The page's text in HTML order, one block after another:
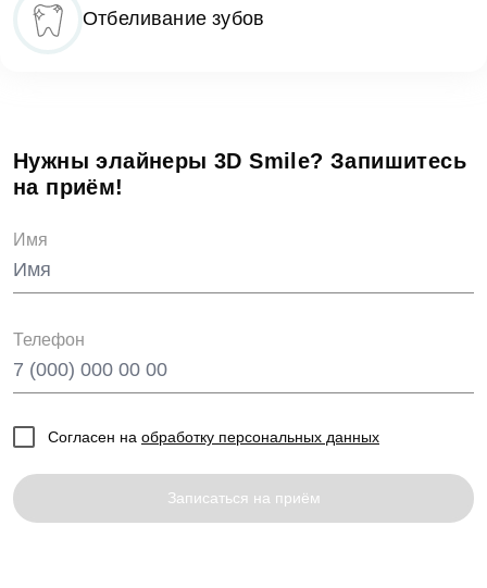
Отбеливание зубов
Нужны элайнеры 3D Smile? Запишитесь
на приём!
Имя
Телефон
Согласен на обработку персональных данных
Записаться на приём